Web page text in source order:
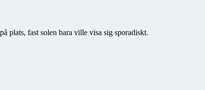
plats, fast solen bara ville visa sig sporadiskt.